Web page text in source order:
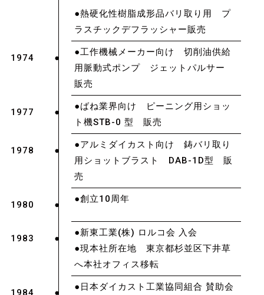
●熱硬化性樹脂成形品バリ取り用 プ
ラスチックデフラッシャー販売
1974
●工作機械メーカー向け 切削油供給
用脈動式ポンプ ジェットパルサー
販売
1977
●ばね業界向け ピーニング用ショッ
ト機STB-0 型 販売
1978
●アルミダイカスト向け 鋳バリ取り
用ショットブラスト DAB-1D型 販
売
1980
●創立10周年
1983
●新東工業(株) ロルコ会 入会
●現本社所在地 東京都杉並区下井草
へ本社オフィス移転
1984
●日本ダイカスト工業協同組合 賛助会